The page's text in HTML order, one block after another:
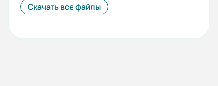
Скачать все файлы